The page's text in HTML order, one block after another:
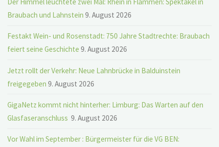
Braubach und Lahnstein 9. August 2026
Festakt Wein- und Rosenstadt: 750 Jahre Stadtrechte: Braubach
feiert seine Geschichte 9. August 2026
Jetzt rollt der Verkehr: Neue Lahnbrücke in Balduinstein
freigegeben 9. August 2026
GigaNetz kommt nicht hinterher: Limburg: Das Warten auf den
Glasfaseranschluss 9. August 2026
Vor Wahl im September : Bürgermeister für die VG BEN: